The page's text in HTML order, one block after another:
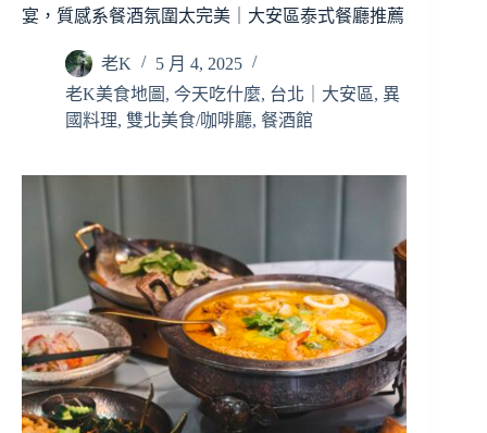
宴，質感系餐酒氛圍太完美｜大安區泰式餐廳推薦
老K
5 月 4, 2025
老K美食地圖 , 今天吃什麼, 台北｜大安區, 異
國料理, 雙北美食/咖啡廳, 餐酒館